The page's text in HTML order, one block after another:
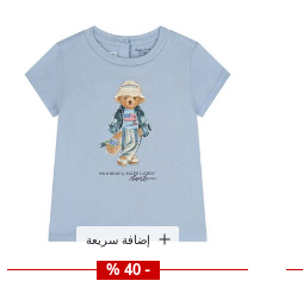
إضافة سريعة
- 40 %